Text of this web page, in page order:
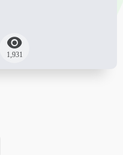
1,931